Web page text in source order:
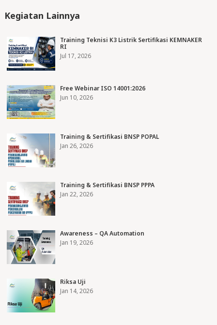
Kegiatan Lainnya
Training Teknisi K3 Listrik Sertifikasi KEMNAKER
RI
Jul 17, 2026
Free Webinar ISO 14001:2026
Jun 10, 2026
Training & Sertifikasi BNSP POPAL
Jan 26, 2026
Training & Sertifikasi BNSP PPPA
Jan 22, 2026
Awareness – QA Automation
Jan 19, 2026
Riksa Uji
Jan 14, 2026